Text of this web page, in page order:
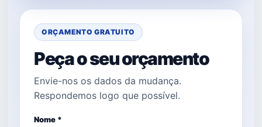
ORÇAMENTO GRATUITO
Peça o seu orçamento
Envie-nos os dados da mudança.
Respondemos logo que possível.
Nome *